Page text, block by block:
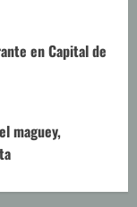
en Capital de
maguey,